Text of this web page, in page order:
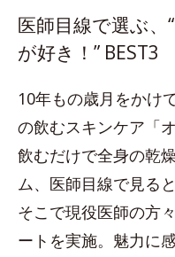
医師目線で選ぶ
が好き！” BEST3
10年もの歳月をかけ
の飲むスキンケア「
飲むだけで全身の乾
ム、医師目線で見る
そこで現役医師の方
ートを実施。魅力に